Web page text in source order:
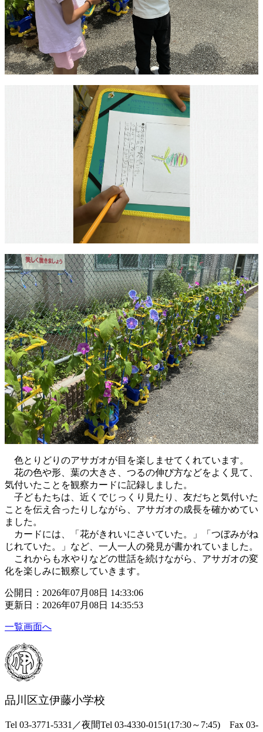
色とりどりのアサガオが目を楽しませてくれています。
花の色や形、葉の大きさ、つるの伸び方などをよく見て、
気付いたことを観察カードに記録しました。
子どもたちは、近くでじっくり見たり、友だちと気付いた
ことを伝え合ったりしながら、アサガオの成長を確かめてい
ました。
カードには、「花がきれいにさいていた。」「つぼみがね
じれていた。」など、一人一人の発見が書かれていました。
これからも水やりなどの世話を続けながら、アサガオの変
化を楽しみに観察していきます。
公開日：2026年07月08日 14:33:06
更新日：2026年07月08日 14:35:53
一覧画面へ
品川区立伊藤小学校
Tel 03-3771-5331／夜間Tel 03-4330-0151(17:30～7:45) Fax 03-